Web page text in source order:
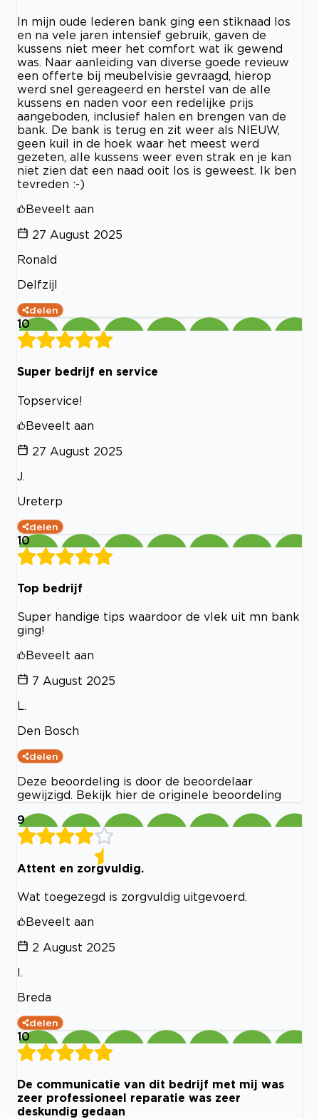
In mijn oude lederen bank ging een stiknaad los
en na vele jaren intensief gebruik, gaven de
kussens niet meer het comfort wat ik gewend
was. Naar aanleiding van diverse goede revieuw
een offerte bij meubelvisie gevraagd, hierop
werd snel gereageerd en herstel van de alle
kussens en naden voor een redelijke prijs
aangeboden, inclusief halen en brengen van de
bank. De bank is terug en zit weer als NIEUW,
geen kuil in de hoek waar het meest werd
gezeten, alle kussens weer even strak en je kan
niet zien dat een naad ooit los is geweest. Ik ben
tevreden :-)
Beveelt aan
27 August 2025
Ronald
Delfzijl
delen
10
Super bedrijf en service
Topservice!
Beveelt aan
27 August 2025
J.
Ureterp
delen
10
Top bedrijf
Super handige tips waardoor de vlek uit mn bank
ging!
Beveelt aan
7 August 2025
L.
Den Bosch
delen
Deze beoordeling is door de beoordelaar
gewijzigd. Bekijk hier de originele beoordeling
9
Attent en zorgvuldig.
Wat toegezegd is zorgvuldig uitgevoerd.
Beveelt aan
2 August 2025
I.
Breda
delen
10
De communicatie van dit bedrijf met mij was
zeer professioneel reparatie was zeer
deskundig gedaan